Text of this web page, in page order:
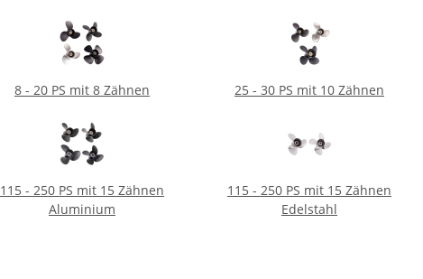
8 - 20 PS mit 8 Zähnen 25 - 30 PS mit 10 Zähnen
115 - 250 PS mit 15 Zähnen
Aluminium
115 - 250 PS mit 15 Zähnen
Edelstahl